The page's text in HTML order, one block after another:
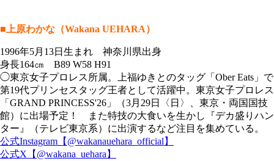
■上原わかな（Wakana UEHARA）
1996年5月13日生まれ 神奈川県出身
身長164㎝ B89 W58 H91
◯東京女子プロレス所属。上福ゆきとのタッグ「Ober Eats」で
第19代プリンセスタッグ王者として活躍中。東京女子プロレス
「GRAND PRINCESS'26」（3月29日〈日〉、東京・両国国技
館）に出場予定！ また特技の大食いを生かし『デカ盛りハン
ター』（テレビ東京系）に出演するなど注目を集めている。
公式Instagram【@wakanauehara_official】
公式X【@wakana_uehara】